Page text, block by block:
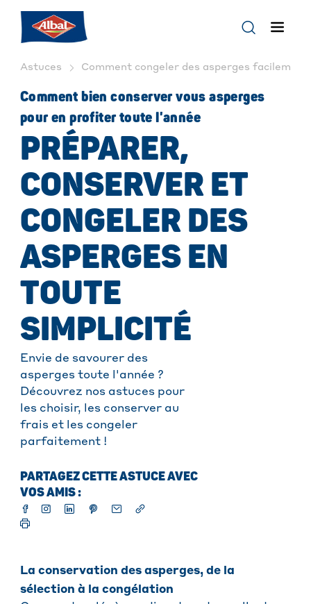
Astuces Comment congeler des asperges facilement
Comment bien conserver vous asperges
pour en profiter toute l'année
PRÉPARER,
CONSERVER ET
CONGELER DES
ASPERGES EN
TOUTE
SIMPLICITÉ
Envie de savourer des
asperges toute l'année ?
Découvrez nos astuces pour
les choisir, les conserver au
frais et les congeler
parfaitement !
PARTAGEZ CETTE ASTUCE AVEC
VOS AMIS :
La conservation des asperges, de la
sélection à la congélation